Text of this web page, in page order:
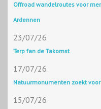
Offroad wandelroutes voor
Ardennen
23/07/26
Terp fan de Takomst
17/07/26
Natuurmonumenten zoekt
15/07/26